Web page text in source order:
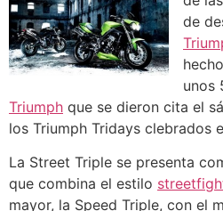
de
unos
Triumph que se dieron cita el
los Triumph Tridays clebrados
La Street Triple se presenta
que combina el estilo
mayor, la Speed Triple, con el